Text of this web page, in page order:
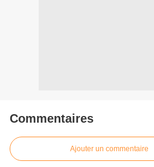
Commentaires
Ajouter un commentaire